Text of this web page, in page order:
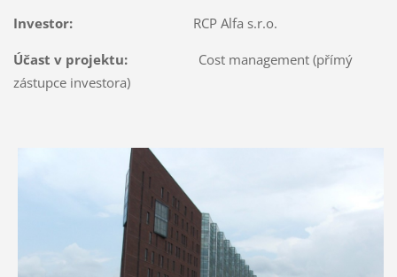
Investor: RCP Alfa s.r.o.
Účast v projektu:
Cost management (přímý
zástupce investora)